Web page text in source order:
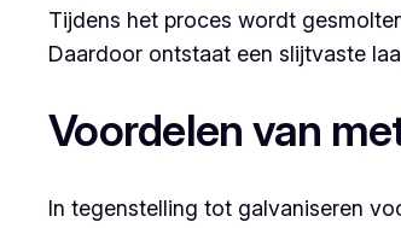
Tijdens het proces wordt
Daardoor ontstaat een slijtvaste
Voordelen van
In tegenstelling tot galvaniseren